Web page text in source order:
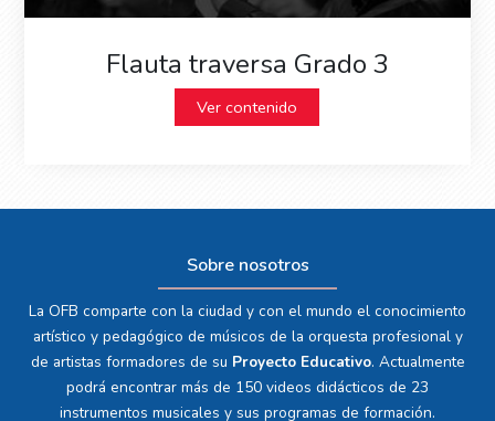
Flauta traversa Grado 3
Ver contenido
Sobre nosotros
La OFB comparte con la ciudad y con el mundo el conocimiento
artístico y pedagógico de músicos de la orquesta profesional y
de artistas formadores de su Proyecto Educativo. Actualmente
podrá encontrar más de 150 videos didácticos de 23
instrumentos musicales y sus programas de formación.